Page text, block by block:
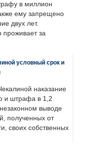
в миллион
ему запрещено
двух лет.
проживает за
условный срок и
наказание
и штрафа в 1,2
выводе
полученных от
своих собственных